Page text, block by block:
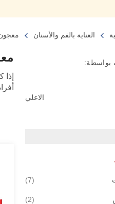
العناية بالفم والأسنان
الاعلي
7قطع
2قطع